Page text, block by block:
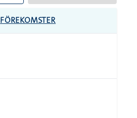
FÖREKOMSTER